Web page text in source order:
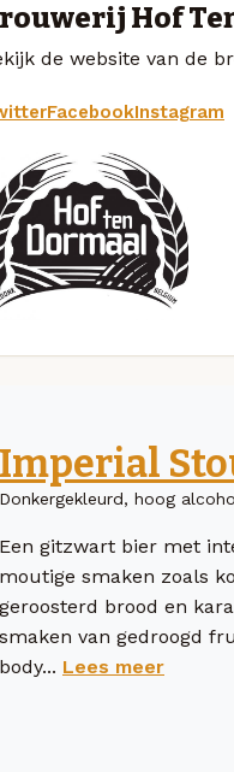
Hof
de website van de
FacebookInstagram
Imperial
Donkergekleurd, hoog
Een gitzwart bier met
moutige smaken zoals
geroosterd brood en
smaken van gedroogd
body... Lees meer